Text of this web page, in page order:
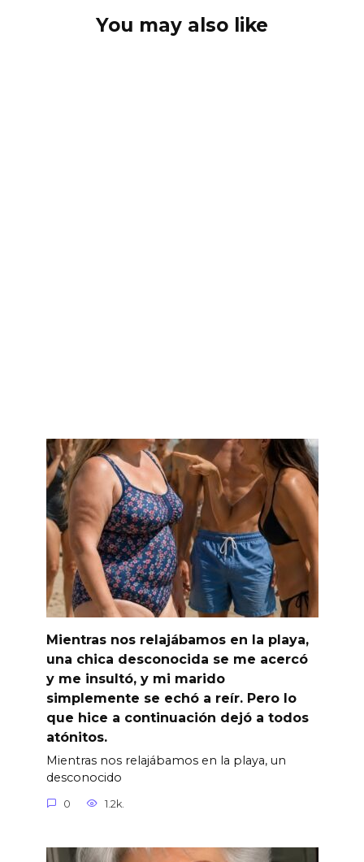
You may also like
Mientras nos relajábamos en la playa,
una chica desconocida se me acercó
y me insultó, y mi marido
simplemente se echó a reír. Pero lo
que hice a continuación dejó a todos
atónitos.
Mientras nos relajábamos en la playa, un
desconocido
0 1.2k.